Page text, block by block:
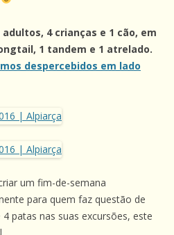
4 crianças e 1 cão, em
1 tandem e 1 atrelado.
despercebidos em lado
um fim-de-semana
para quem faz questão de
patas nas suas excursões, este